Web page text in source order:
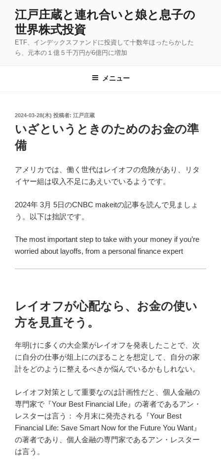
江戸庄蔵と連れ合いと娘と息子の
世界株式投資
ETF、インデックスファンドに投資して十数年ほったらかした
ら、元本の１億５千万円が6億円に増加
メニュー
投
稿
日:
2024-03-28(木) 投稿者: 江戸庄蔵
いざというときのためのお金の準
備
アメリカでは、働く世代はレイオフの危険があり、リタ
イヤー組は収入不足にあえいでいるようです。
2024年 3月 5日のCNBC makeitの記事を読んで見ましょ
う。以下は拙訳です。
The most important step to take with your money if you’re
worried about layoffs, from a personal finance expert
レイオフが心配なら、お金の使い
方を見直そう。
年明けに多くの大企業がレイオフを発表したことで、次
に自分の仕事が俎上にのぼることを想定して、自分の家
計をどのように整えるべきか悩んでいるかもしれない。
レイオフ対策として重要なのは計画性だと、個人金融の
専門家で『Your Best Financial Life』の著者であるアン・
レスターは言う： 今月末に発売される『Your Best
Financial Life: Save Smart Now for the Future You Want』
の著者であり、個人金融の専門家であるアン・レスター
は言う。